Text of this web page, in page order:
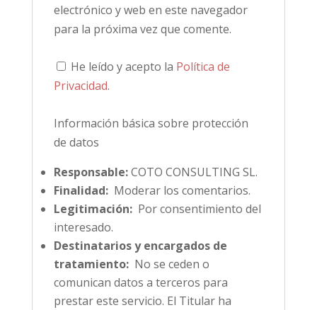
electrónico y web en este navegador
para la próxima vez que comente.
He leído y acepto la Política de
Privacidad.
Información básica sobre protección
de datos
Responsable:COTO CONSULTING SL.
Finalidad:Moderar los comentarios.
Legitimación:Por consentimiento del
interesado.
Destinatarios y encargados de
tratamiento:No se ceden o
comunican datos a terceros para
prestar este servicio. El Titular ha